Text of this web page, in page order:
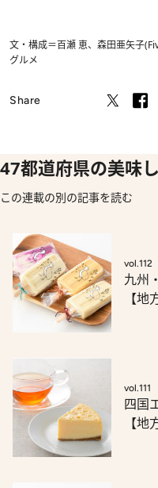
文・構成＝百瀬 恵、森田亜矢子
グルメ
Share
47都道府県の美味
この連載の別の記事を読む
vol.112
九州
【
vol.111
四国
【